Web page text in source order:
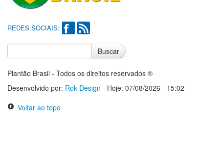
REDES SOCIAIS:
Buscar
Plantão Brasil - Todos os direitos reservados ®
Desenvolvido por: Rok Design - Hoje: 07/08/2026 - 15:02
Voltar ao topo